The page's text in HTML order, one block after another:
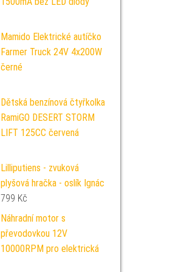
Mamido Elektrické autíčko
Farmer Truck 24V 4x200W
černé
Dětská benzínová čtyřkolka
RamiGO DESERT STORM
LIFT 125CC červená
Lilliputiens - zvuková
plyšová hračka - oslík Ignác
799 Kč
Náhradní motor s
převodovkou 12V
10000RPM pro elektrická